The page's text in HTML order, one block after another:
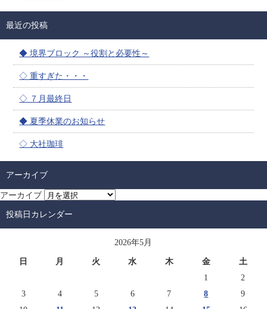
最近の投稿
◆ 境界ブロック ～役割と必要性～
◇ 重すぎた・・・
◇ ７月最終日
◆ 夏季休業のお知らせ
◇ 大社珈琲
アーカイブ
アーカイブ
投稿日カレンダー
2026年5月
日 月 火 水 木 金
土
1
2
3
4 5 6 7 8
9